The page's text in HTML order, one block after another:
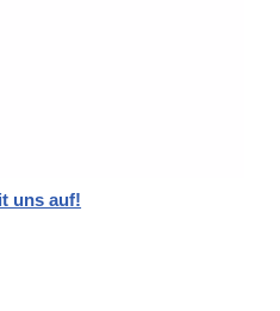
uns auf!